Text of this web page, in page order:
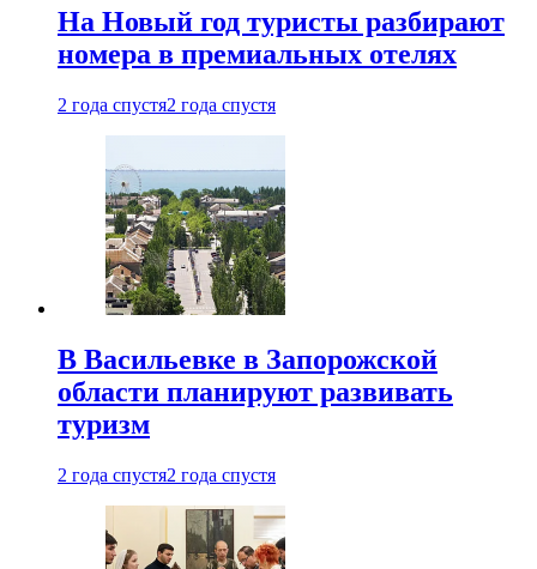
На Новый год туристы разбирают
номера в премиальных отелях
2 года спустя2 года спустя
В Васильевке в Запорожской
области планируют развивать
туризм
2 года спустя2 года спустя